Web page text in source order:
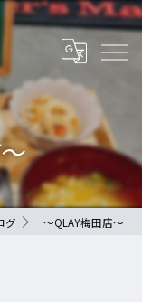
グ 〜QLAY梅田店〜